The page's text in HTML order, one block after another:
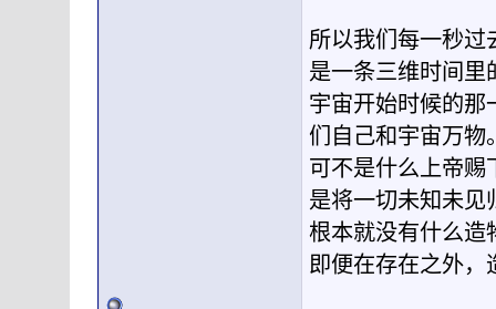
所以我们每一秒过
是一条三维时间里
宇宙开始时候的那
们自己和宇宙万物
可不是什么上帝赐
是将一切未知未见
根本就没有什么造
即便在存在之外，